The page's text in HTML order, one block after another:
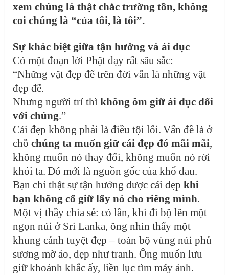
xem chúng là thật chắc trường tồn, không
coi chúng là “của tôi, là tôi”.
Sự khác biệt giữa tận hưởng và ái dục
Có một đoạn lời Phật dạy rất sâu sắc:
“Những vật đẹp đẽ trên đời vẫn là những vật
đẹp đẽ.
Nhưng người trí thì không ôm giữ ái dục đối
với chúng.”
Cái đẹp không phải là điều tội lỗi. Vấn đề là ở
chỗ chúng ta muốn giữ cái đẹp đó mãi mãi,
không muốn nó thay đổi, không muốn nó rời
khỏi ta. Đó mới là nguồn gốc của khổ đau.
Bạn chỉ thật sự tận hưởng được cái đẹp khi
bạn không cố giữ lấy nó cho riêng mình.
Một vị thầy chia sẻ: có lần, khi đi bộ lên một
ngọn núi ở Sri Lanka, ông nhìn thấy một
khung cảnh tuyệt đẹp – toàn bộ vùng núi phủ
sương mờ ảo, đẹp như tranh. Ông muốn lưu
giữ khoảnh khắc ấy, liền lục tìm máy ảnh.